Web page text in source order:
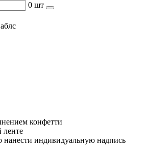
0 шт
конфетти
ленте
индивидуальную надпись